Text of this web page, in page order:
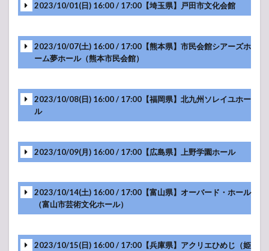
-アンコール-
2023/10/01(日) 16:00 / 17:00【埼玉県】戸田市文化会館
2023/10/07(土) 16:00 / 17:00【熊本県】市民会館シアーズホ
ーム夢ホール（熊本市民会館）
2023/10/08(日) 16:00 / 17:00【福岡県】北九州ソレイユホー
ル
2023/10/09(月) 16:00 / 17:00【広島県】上野学園ホール
2023/10/14(土) 16:00 / 17:00【富山県】オーバード・ホール
（富山市芸術文化ホール）
2023/10/15(日) 16:00 / 17:00【兵庫県】アクリエひめじ（姫